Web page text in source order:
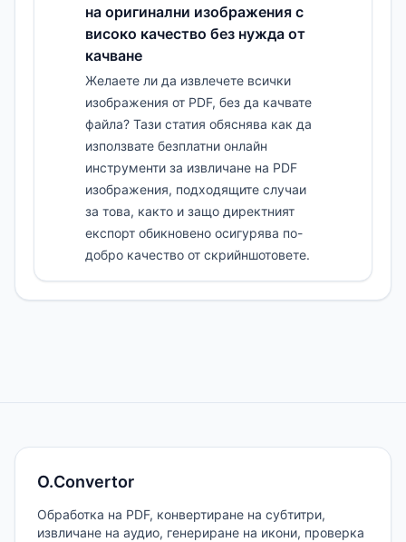
на оригинални изображения с
високо качество без нужда от
качване
Желаете ли да извлечете всички
изображения от PDF, без да качвате
файла? Тази статия обяснява как да
използвате безплатни онлайн
инструменти за извличане на PDF
изображения, подходящите случаи
за това, както и защо директният
експорт обикновено осигурява по-
добро качество от скрийншотовете.
O.Convertor
Обработка на PDF, конвертиране на субтитри,
извличане на аудио, генериране на икони, проверка